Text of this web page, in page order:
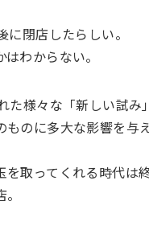
閉店したらしい。
わからない。
た様々な「新しい試み
ものに多大な影響を与
を取ってくれる時代は